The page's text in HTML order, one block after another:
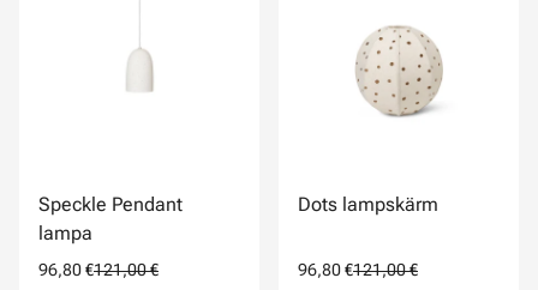
Speckle Pendant
lampa
96,80 €121,00 €
Dots lampskärm
96,80 €121,00 €